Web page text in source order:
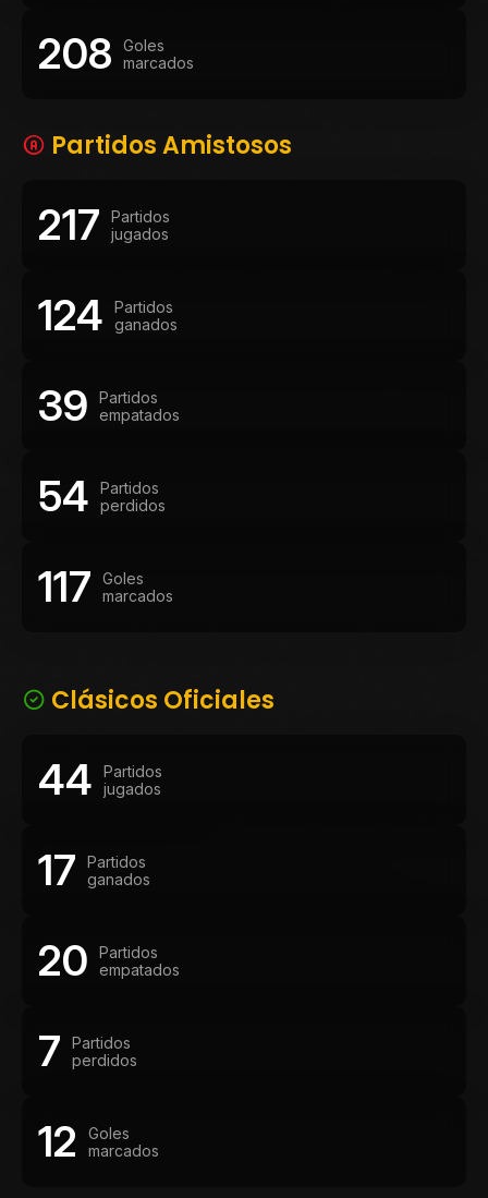
208
Goles
marcados
Partidos Amistosos
217
Partidos
jugados
124
Partidos
ganados
39
Partidos
empatados
54
Partidos
perdidos
117
Goles
marcados
Clásicos Oficiales
44
Partidos
jugados
17
Partidos
ganados
20
Partidos
empatados
7
Partidos
perdidos
12
Goles
marcados